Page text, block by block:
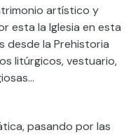
artístico y
esta la Iglesia en esta
desde la Prehistoria
litúrgicos, vestuario,
pasando por las